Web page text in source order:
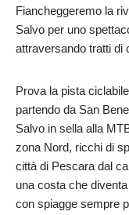
Fiancheggeremo la
Salvo per uno
attraversando tratti di
Prova la pista
partendo da San
Salvo in sella alla
zona Nord, ricchi di
città di Pescara dal
una costa che
con spiagge sempre